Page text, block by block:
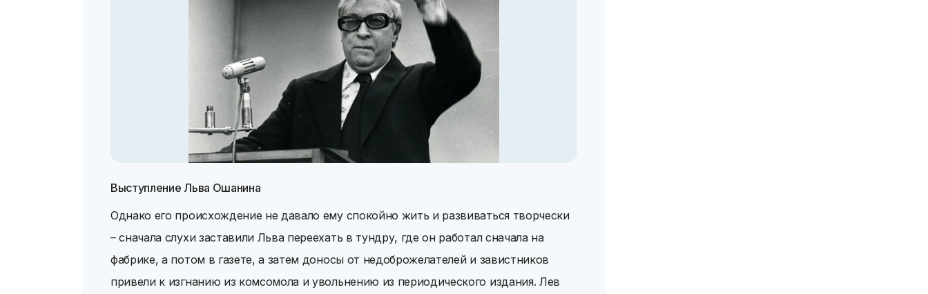
Выступление Льва Ошанина
Однако его происхождение не давало ему спокойно жить и развиваться творчески
– сначала слухи заставили Льва переехать в тундру, где он работал сначала на
фабрике, а потом в газете, а затем доносы от недоброжелателей и завистников
привели к изгнанию из комсомола и увольнению из периодического издания. Лев